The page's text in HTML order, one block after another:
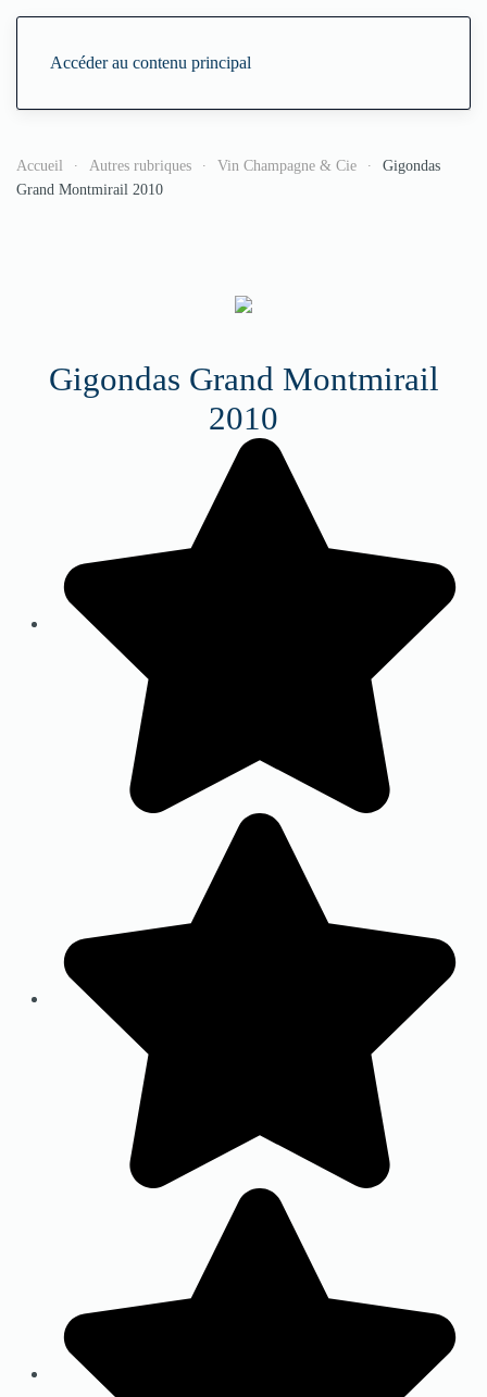
Accéder au contenu principal
Accueil Autres rubriques Vin Champagne & Cie
Gigondas
Grand Montmirail 2010
Gigondas Grand Montmirail
2010